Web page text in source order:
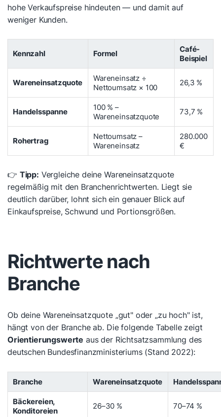
hohe Verkaufspreise hindeuten — und damit auf
weniger Kunden.
Kennzahl Formel
Café-
Beispiel
Wareneinsatzquote
Wareneinsatz ÷
Nettoumsatz × 100
26,3 %
Handelsspanne
100 % –
Wareneinsatzquote
73,7 %
Rohertrag
Nettoumsatz –
Wareneinsatz
280.000
€
👉 Tipp: Vergleiche deine Wareneinsatzquote
regelmäßig mit den Branchenrichtwerten. Liegt sie
deutlich darüber, lohnt sich ein genauer Blick auf
Einkaufspreise, Schwund und Portionsgrößen.
Richtwerte nach
Branche
Ob deine Wareneinsatzquote „gut" oder „zu hoch" ist,
hängt von der Branche ab. Die folgende Tabelle zeigt
Orientierungswerte aus der Richtsatzsammlung des
deutschen Bundesfinanzministeriums (Stand 2022):
Branche Wareneinsatzquote
Bäckereien,
Konditoreien
26–30 % 70–74 %